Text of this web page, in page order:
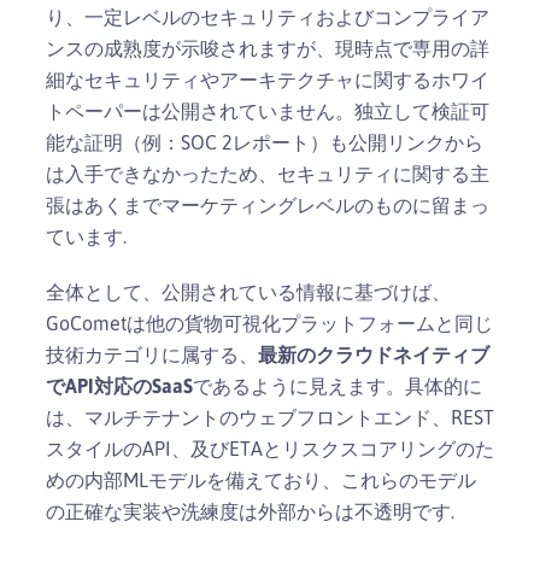
り、一定レベルのセキュリティおよびコンプライア
ンスの成熟度が示唆されますが、現時点で専用の詳
細なセキュリティやアーキテクチャに関するホワイ
トペーパーは公開されていません。独立して検証可
能な証明（例：SOC 2レポート）も公開リンクから
は入手できなかったため、セキュリティに関する主
張はあくまでマーケティングレベルのものに留まっ
ています.
全体として、公開されている情報に基づけば、
GoCometは他の貨物可視化プラットフォームと同じ
技術カテゴリに属する、 最新のクラウドネイティブ
でAPI対応のSaaSであるように見えます。具体的に
は、マルチテナントのウェブフロントエンド、REST
スタイルのAPI、及びETAとリスクスコアリングのた
めの内部MLモデルを備えており、これらのモデル
の正確な実装や洗練度は外部からは不透明です.